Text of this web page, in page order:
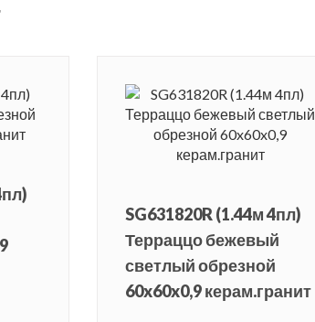
SG631820R (1.44м 4пл)
Терраццо бежевый
светлый обрезной
60x60x0,9 керам.гранит